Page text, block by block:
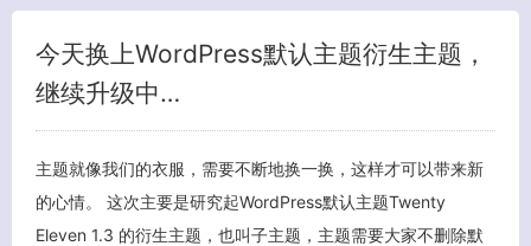
今天换上WordPress默认主题衍生主题，
继续升级中…
主题就像我们的衣服，需要不断地换一换，这样才可以带来新
的心情。 这次主要是研究起WordPress默认主题Twenty
Eleven 1.3 的衍生主题，也叫子主题，主题需要大家不删除默